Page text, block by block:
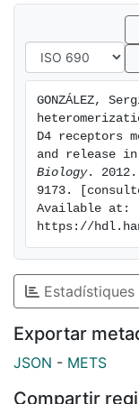
GONZÁLEZ,
D4 receptors
and release
Biology. 2012.
9173.
Available at:
https://
Estadístiques
Exportar
JSON - METS
Compartir